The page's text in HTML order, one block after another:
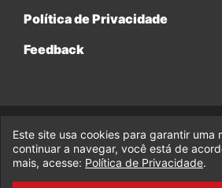
Política de Privacidade
Feedback
© 2017-2026 Legado da Marvel, uma
Enterprises.
fabiolobo
Este site usa cookies para garantir uma
continuar a navegar, você está de
mais, acesse: Política de Privacidade.